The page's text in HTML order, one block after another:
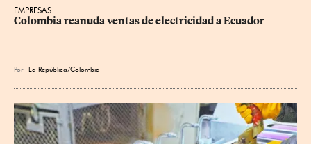
EMPRESAS
Colombia reanuda ventas de electricidad a Ecuador
Por La República/Colombia